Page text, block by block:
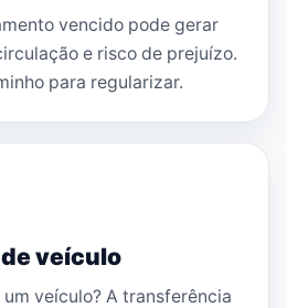
vencido pode gerar
e risco de prejuízo.
para regularizar.
veículo
veículo? A transferência